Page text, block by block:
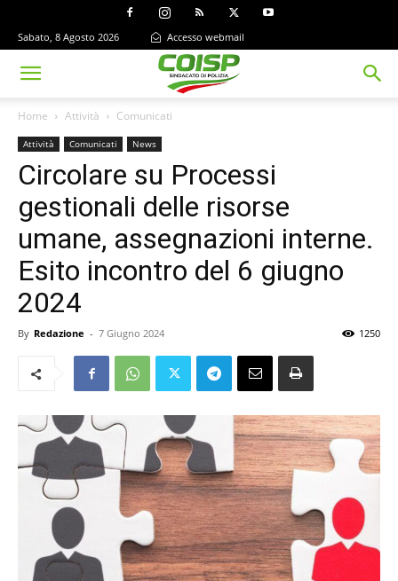
Sabato, 8 Agosto 2026 Accesso webmail
Home Attività Comunicati
Attività Comunicati News
Circolare su Processi
gestionali delle risorse
umane, assegnazioni interne.
Esito incontro del 6 giugno
2024
By Redazione - 7 Giugno 2024 1250